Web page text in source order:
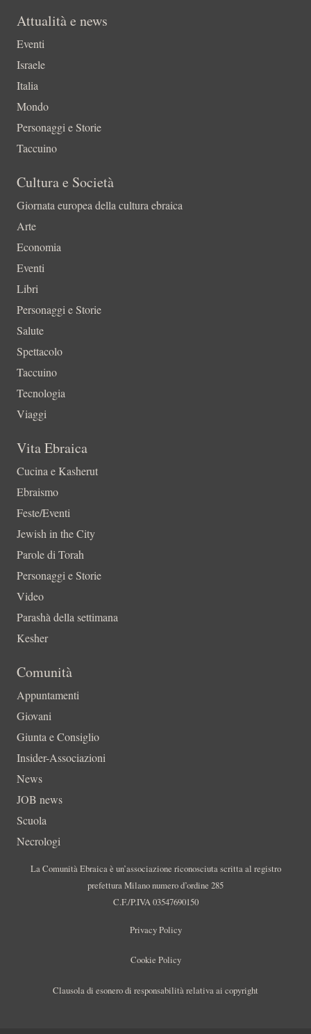
Attualità e news
Eventi
Israele
Italia
Mondo
Personaggi e Storie
Taccuino
Cultura e Società
Giornata europea della cultura ebraica
Arte
Economia
Eventi
Libri
Personaggi e Storie
Salute
Spettacolo
Taccuino
Tecnologia
Viaggi
Vita Ebraica
Cucina e Kasherut
Ebraismo
Feste/Eventi
Jewish in the City
Parole di Torah
Personaggi e Storie
Video
Parashà della settimana
Kesher
Comunità
Appuntamenti
Giovani
Giunta e Consiglio
Insider-Associazioni
News
JOB news
Scuola
Necrologi
La Comunità Ebraica è un’associazione riconosciuta scritta al registro
prefettura Milano numero d’ordine 285
C.F./P.IVA 03547690150
Privacy Policy
Cookie Policy
Clausola di esonero di responsabilità relativa ai copyright